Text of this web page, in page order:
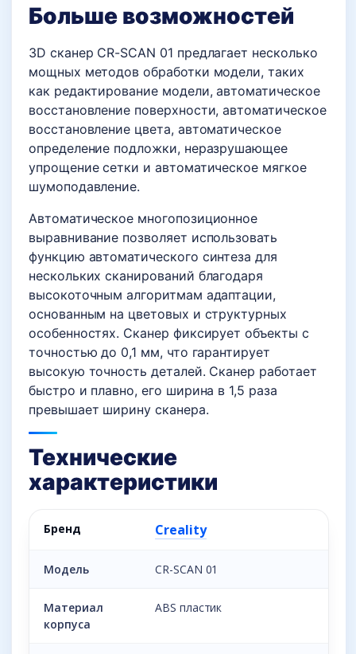
Больше возможностей
3D сканер CR-SCAN 01 предлагает несколько
мощных методов обработки модели, таких
как редактирование модели, автоматическое
восстановление поверхности, автоматическое
восстановление цвета, автоматическое
определение подложки, неразрушающее
упрощение сетки и автоматическое мягкое
шумоподавление.
Автоматическое многопозиционное
выравнивание позволяет использовать
функцию автоматического синтеза для
нескольких сканирований благодаря
высокоточным алгоритмам адаптации,
основанным на цветовых и структурных
особенностях. Сканер фиксирует объекты с
точностью до 0,1 мм, что гарантирует
высокую точность деталей. Сканер работает
быстро и плавно, его ширина в 1,5 раза
превышает ширину сканера.
Технические
характеристики
Бренд Creality
Модель CR-SCAN 01
Материал
корпуса
ABS пластик